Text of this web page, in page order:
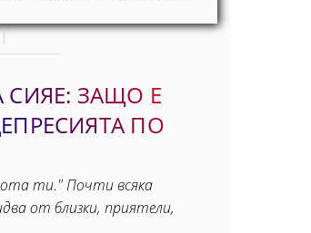
ЗАЩО Е
ПО
ти." Почти всяка
от близки, приятели,